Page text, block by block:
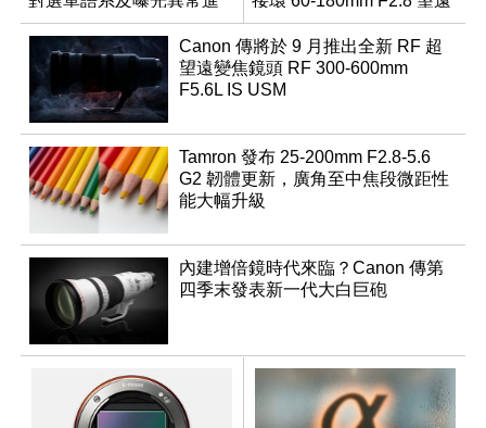
行修復
變焦鏡
Canon 傳將於 9 月推出全新 RF 超
望遠變焦鏡頭 RF 300-600mm
F5.6L IS USM
Tamron 發布 25-200mm F2.8-5.6
G2 韌體更新，廣角至中焦段微距性
能大幅升級
內建增倍鏡時代來臨？Canon 傳第
四季末發表新一代大白巨砲